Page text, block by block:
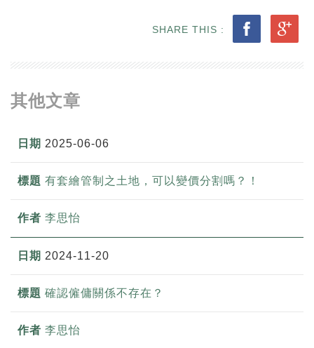
SHARE THIS :
其他文章
2025-06-06
有套繪管制之土地，可以變價分割嗎？！
李思怡
2024-11-20
確認僱傭關係不存在？
李思怡